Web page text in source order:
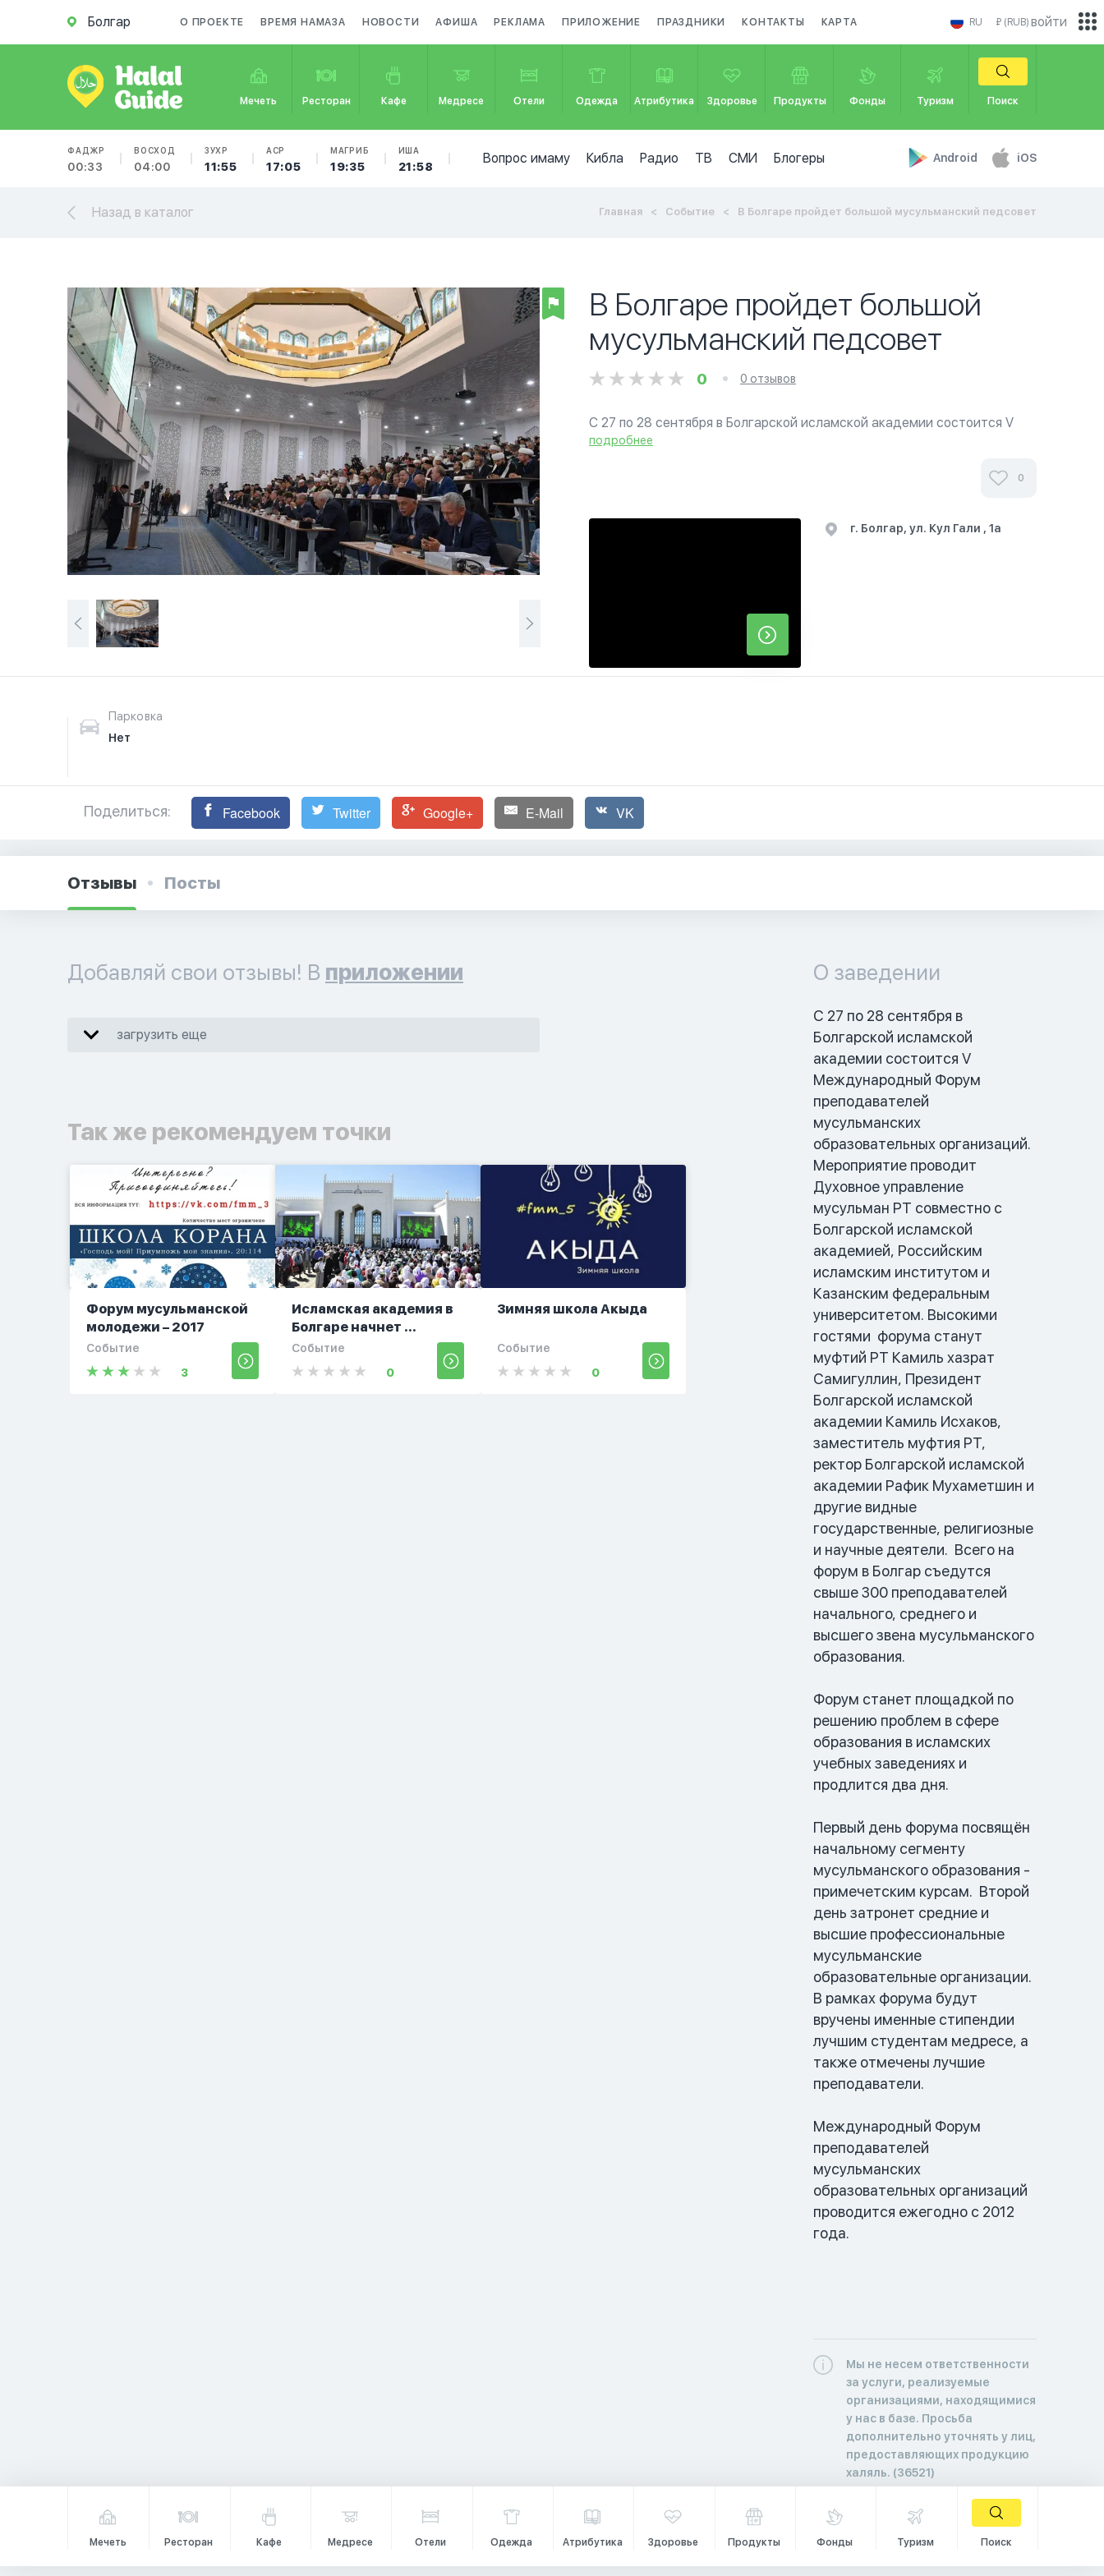
Болгар О ПРОЕКТЕ ВРЕМЯ НАМАЗА НОВОСТИ АФИША РЕКЛАМА ПРИЛОЖЕНИЕ ПРАЗДНИКИ КОНТАКТЫ КАРТА RU ₽ (RUB)
Мечеть Ресторан Кафе Медресе Отели Одежда Атрибутика Здоровье Продукты Фонды Туризм Поиск
ФАДЖР
00:33
ВОСХОД
04:00
ЗУХР
11:55
АСР
17:05
МАГРИБ
19:35
ИША
21:58
Вопрос имаму Кибла Радио ТВ СМИ Блогеры Android iOS
войти
Назад в каталог Главная Событие В Болгаре пройдет большой мусульманский педсовет
В Болгаре пройдет большой
мусульманский педсовет
0 0 отзывов
С 27 по 28 сентября в Болгарской исламской академии состоится V
Международный Форум преподавателей мусульманских
подробнее
0
г. Болгар, ул. Кул Гали , 1а
Парковка
Нет
Поделиться: Facebook Twitter Google+ E-Mail VK
Отзывы Посты
Добавляй свои отзывы! В приложении
загрузить еще
Так же рекомендуем точки
Форум мусульманской
молодежи – 2017
Событие
3
Исламская академия в
Болгаре начнет ...
Событие
0
Зимняя школа Акыда
Событие
0
О заведении
С 27 по 28 сентября в
Болгарской исламской
академии состоится V
Международный Форум
преподавателей
мусульманских
образовательных организаций.
Мероприятие проводит
Духовное управление
мусульман РТ совместно с
Болгарской исламской
академией, Российским
исламским институтом и
Казанским федеральным
университетом. Высокими
гостями  форума станут
муфтий РТ Камиль хазрат
Самигуллин, Президент
Болгарской исламской
академии Камиль Исхаков,
заместитель муфтия РТ,
ректор Болгарской исламской
академии Рафик Мухаметшин и
другие видные
государственные, религиозные
и научные деятели.  Всего на
форум в Болгар съедутся
свыше 300 преподавателей
начального, среднего и
высшего звена мусульманского
образования.
Форум станет площадкой по
решению проблем в сфере
образования в исламских
учебных заведениях и
продлится два дня.
Первый день форума посвящён
начальному сегменту
мусульманского образования -
примечетским курсам.  Второй
день затронет средние и
высшие профессиональные
мусульманские
образовательные организации.
В рамках форума будут
вручены именные стипендии
лучшим студентам медресе, а
также отмечены лучшие
преподаватели.
Международный Форум
преподавателей
мусульманских
образовательных организаций
проводится ежегодно с 2012
года.
Мы не несем ответственности
за услуги, реализуемые
организациями, находящимися
у нас в базе. Просьба
дополнительно уточнять у лиц,
предоставляющих продукцию
халяль. (36521)
Мечеть Ресторан Кафе Медресе Отели Одежда Атрибутика Здоровье Продукты Фонды Туризм Поиск